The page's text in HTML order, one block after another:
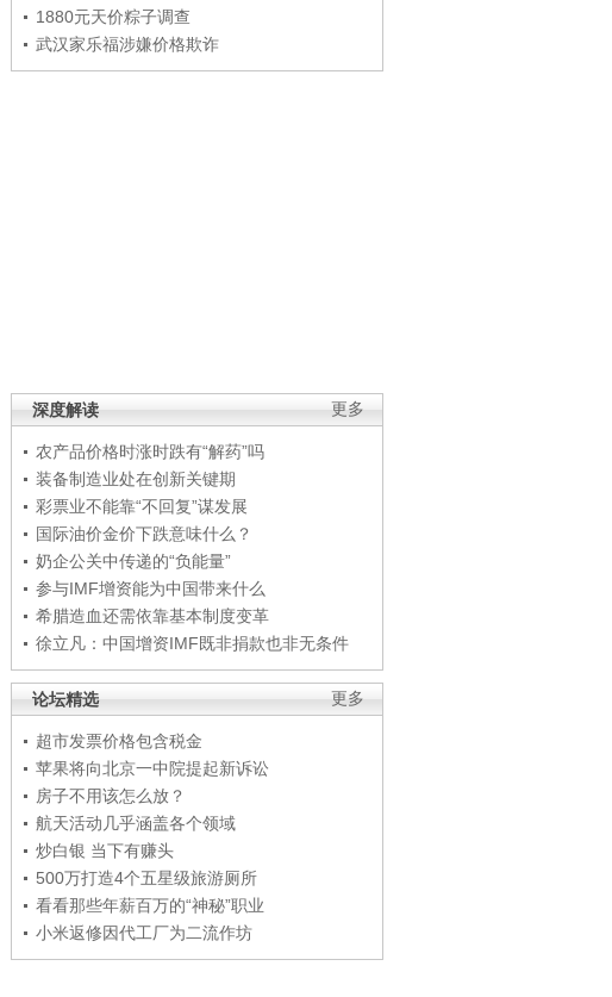
1880元天价粽子调查
武汉家乐福涉嫌价格欺诈
更多
深度解读
农产品价格时涨时跌有“解药”吗
装备制造业处在创新关键期
彩票业不能靠“不回复”谋发展
国际油价金价下跌意味什么？
奶企公关中传递的“负能量”
参与IMF增资能为中国带来什么
希腊造血还需依靠基本制度变革
徐立凡：中国增资IMF既非捐款也非无条件
更多
论坛精选
超市发票价格包含税金
苹果将向北京一中院提起新诉讼
房子不用该怎么放？
航天活动几乎涵盖各个领域
炒白银 当下有赚头
500万打造4个五星级旅游厕所
看看那些年薪百万的“神秘”职业
小米返修因代工厂为二流作坊